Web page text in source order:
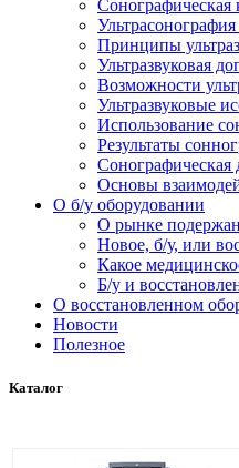
Сонографическая
Принципы
Ультразвуковая
Возможности
Ультразвуковые
Использование
Результаты
Сонографическая
Основы
O б/у оборудовании
О рынке
Новое, б/у, или
Какое
Б/у и
О восстановленном
Новости
Полезное
Каталог